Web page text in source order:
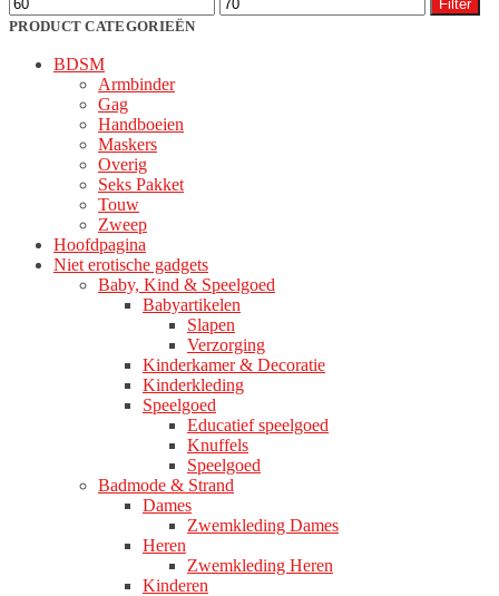
kan
prijs
prijs
Filter
PRODUCT CATEGORIEËN
BDSM
Armbinder
Gag
Handboeien
Maskers
Overig
Seks Pakket
Touw
Zweep
Hoofdpagina
Niet erotische gadgets
Baby, Kind & Speelgoed
Babyartikelen
Slapen
Verzorging
Kinderkamer & Decoratie
Kinderkleding
Speelgoed
Educatief speelgoed
Knuffels
Speelgoed
Badmode & Strand
Dames
Zwemkleding Dames
Heren
Zwemkleding Heren
Kinderen